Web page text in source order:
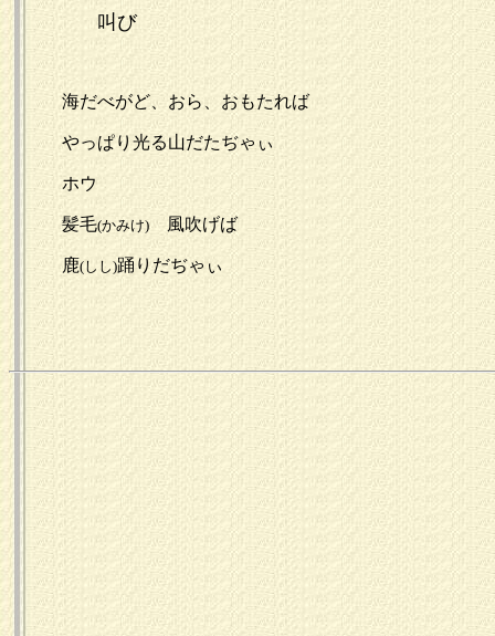
叫び
海だべがど、おら、おもたれば
やっぱり光る山だたぢゃぃ
ホウ
髪毛(かみけ)風吹げば
鹿(しし)踊りだぢゃぃ